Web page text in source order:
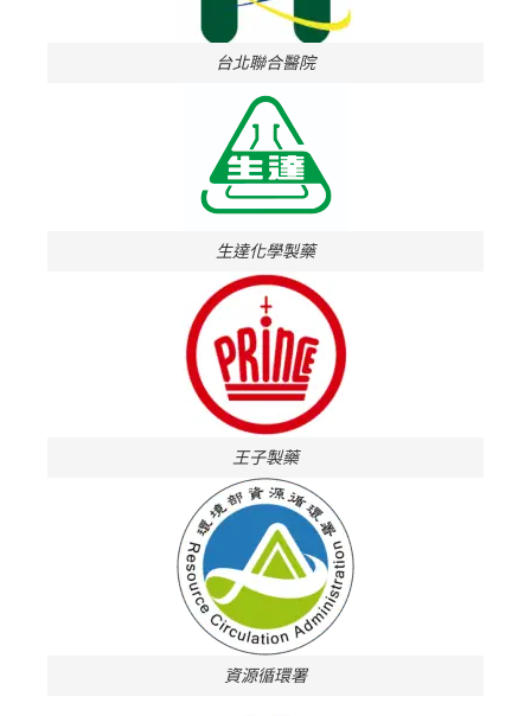
台北聯合醫院
生達化學製藥
王子製藥
資源循環署